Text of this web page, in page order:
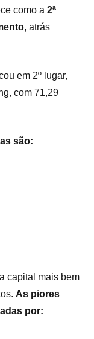
como a 2ª
, atrás
em 2º lugar,
com 71,29
são:
capital mais bem
As piores
por: